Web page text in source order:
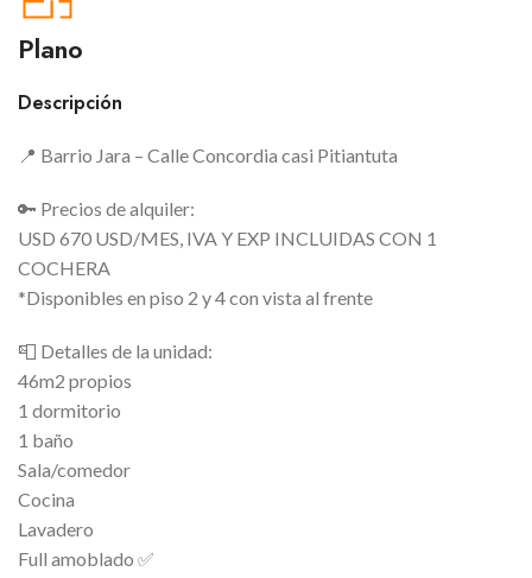
Plano
Descripción
📍 Barrio Jara – Calle Concordia casi Pitiantuta
🔑 Precios de alquiler:
USD 670 USD/MES, IVA Y EXP INCLUIDAS CON 1
COCHERA
*Disponibles en piso 2 y 4 con vista al frente
📮 Detalles de la unidad:
46m2 propios
1 dormitorio
1 baño
Sala/comedor
Cocina
Lavadero
Full amoblado ✅